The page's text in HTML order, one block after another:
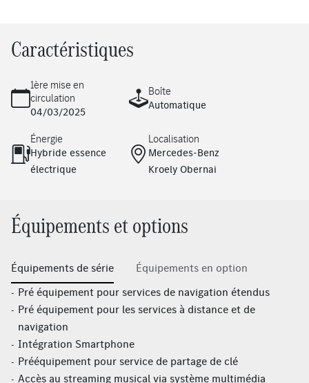
Caractéristiques
1ère mise en
circulation
04/03/2025
Boîte
Automatique
Énergie
Hybride essence
électrique
Localisation
Mercedes-Benz
Kroely Obernai
Équipements et options
Équipements de série
Équipements en option
Pré équipement pour services de navigation étendus
Pré équipement pour les services à distance et de
navigation
Intégration Smartphone
Prééquipement pour service de partage de clé
Accès au streaming musical via système multimédia